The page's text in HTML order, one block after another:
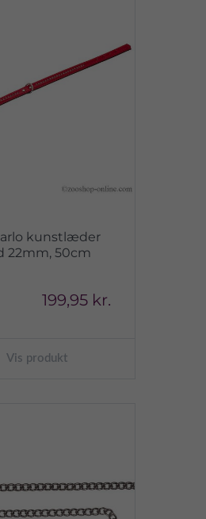
kunstlæder
22mm, 50cm
199,95 kr.
Vis produkt